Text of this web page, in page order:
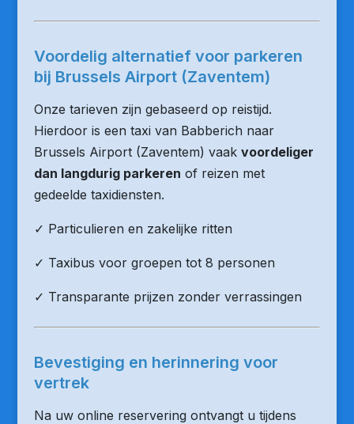
Voordelig alternatief voor parkeren
bij Brussels Airport (Zaventem)
Onze tarieven zijn gebaseerd op reistijd.
Hierdoor is een taxi van Babberich naar
Brussels Airport (Zaventem) vaak voordeliger
dan langdurig parkeren of reizen met
gedeelde taxidiensten.
✓ Particulieren en zakelijke ritten
✓ Taxibus voor groepen tot 8 personen
✓ Transparante prijzen zonder verrassingen
Bevestiging en herinnering voor
vertrek
Na uw online reservering ontvangt u tijdens